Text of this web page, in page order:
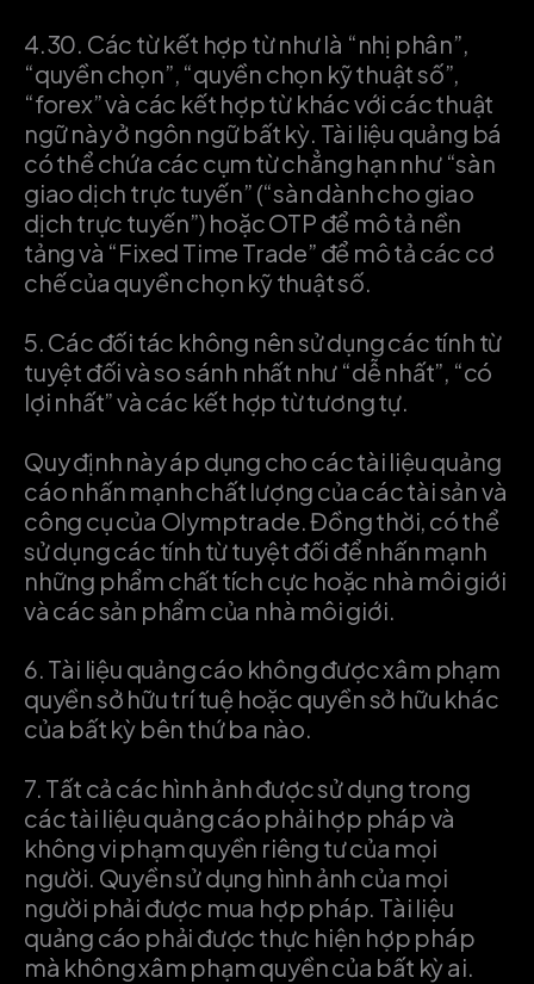
4.30. Các từ kết hợp từ như là “nhị phân”,
“quyền chọn”, “quyền chọn kỹ thuật số”,
“forex” và các kết hợp từ khác với các thuật
ngữ này ở ngôn ngữ bất kỳ. Tài liệu quảng bá
có thể chứa các cụm từ chẳng hạn như “sàn
giao dịch trực tuyến” (“sàn dành cho giao
dịch trực tuyến”) hoặc OTP để mô tả nền
tảng và “Fixed Time Trade” để mô tả các cơ
chế của quyền chọn kỹ thuật số.
5. Các đối tác không nên sử dụng các tính từ
tuyệt đối và so sánh nhất như “dễ nhất”, “có
lợi nhất” và các kết hợp từ tương tự.
Quy định này áp dụng cho các tài liệu quảng
cáo nhấn mạnh chất lượng của các tài sản và
công cụ của Olymptrade. Đồng thời, có thể
sử dụng các tính từ tuyệt đối để nhấn mạnh
những phẩm chất tích cực hoặc nhà môi giới
và các sản phẩm của nhà môi giới.
6. Tài liệu quảng cáo không được xâm phạm
quyền sở hữu trí tuệ hoặc quyền sở hữu khác
của bất kỳ bên thứ ba nào.
7. Tất cả các hình ảnh được sử dụng trong
các tài liệu quảng cáo phải hợp pháp và
không vi phạm quyền riêng tư của mọi
người. Quyền sử dụng hình ảnh của mọi
người phải được mua hợp pháp. Tài liệu
quảng cáo phải được thực hiện hợp pháp
mà không xâm phạm quyền của bất kỳ ai.